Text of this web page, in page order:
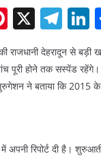
Pi
er
e
X T
el
e
gr
n
k
e
राजधानी देहरादून से बड़ी
पूरी होने तक सस्पेंड रहेंगे।
ने बताया कि 2015
अपनी रिपोर्ट दी है।